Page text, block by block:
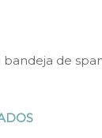
de